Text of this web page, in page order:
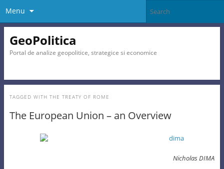
Menu
GeoPolitica
Portal de analize geopolitice, strategice si economice
TAGGED WITH THE TREATY OF ROME
The European Union – an Overview
Nicholas DIMA